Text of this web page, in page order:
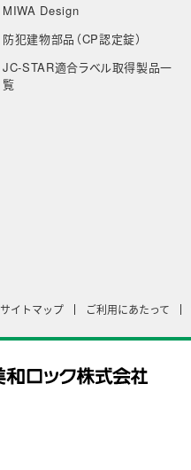
MIWA Design
防犯建物部品（CP認定錠）
JC-STAR適合ラベル取得製品一
覧
サイトマップ ご利用にあたって